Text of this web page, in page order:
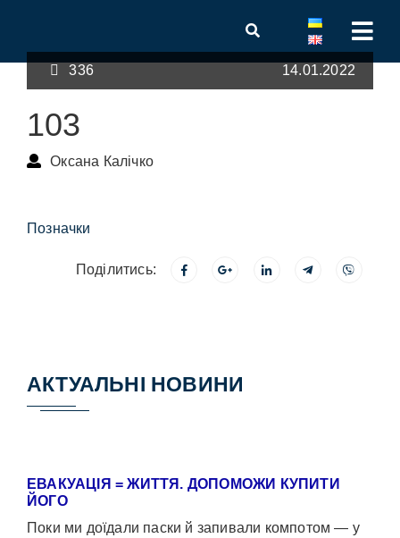
336 14.01.2022
103
Оксана Калічко
Позначки
Поділитись:
АКТУАЛЬНІ НОВИНИ
ЕВАКУАЦІЯ = ЖИТТЯ. ДОПОМОЖИ КУПИТИ
ЙОГО
Поки ми доїдали паски й запивали компотом — у